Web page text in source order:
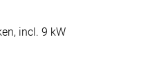
incl. 9 kW